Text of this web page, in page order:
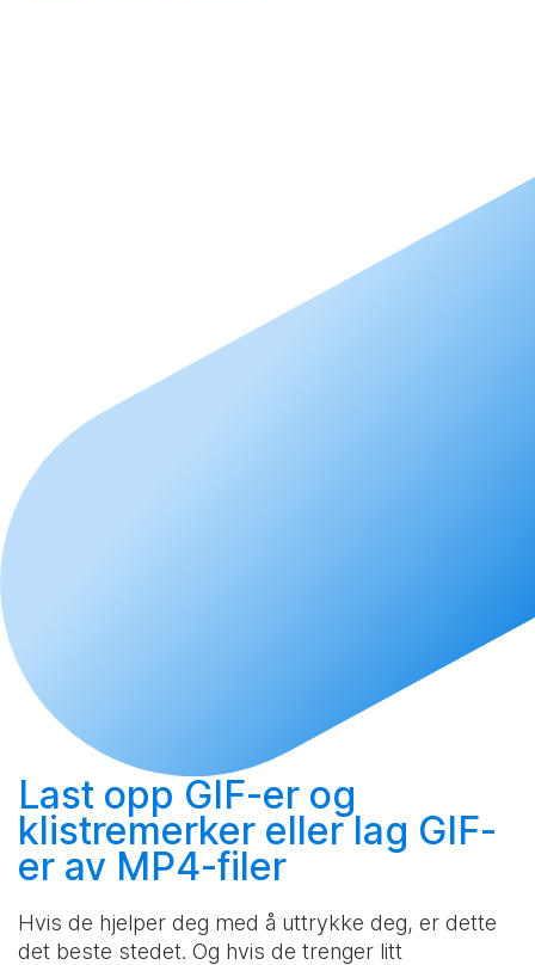
Last opp GIF-er og
klistremerker ellerlag GIF-
er av MP4-filer
Hvis de hjelper deg med å uttrykke deg, er dette
det beste stedet. Og hvis de trenger litt